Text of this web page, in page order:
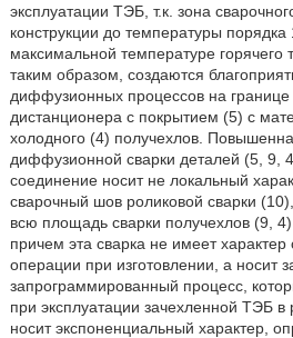
эксплуатации ТЭБ, т.к. зона
конструкции до температуры
максимальной температуре горячего
таким образом, создаются
диффузионных процессов на границе
дистанционера с покрытием (5) с
холодного (4) получехлов.
диффузионной сварки деталей (5, 9,
соединение носит не локальный
сварочный шов роликовой сварки
всю площадь сварки получехлов (9,
причем эта сварка не имеет характер
операции при изготовлении, а носит
запрограммированный процесс,
при эксплуатации зачехленной ТЭБ в
носит экспоненциальный характер,